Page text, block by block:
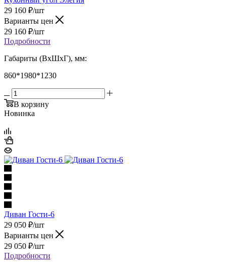
29 160 ₽/шт
Варианты цен
29 160 ₽/шт
Подробности
Габариты (ВхШхГ), мм:
860*1980*1230
В корзину
Новинка
Диван Гости-6
29 050 ₽/шт
Варианты цен
29 050 ₽/шт
Подробности